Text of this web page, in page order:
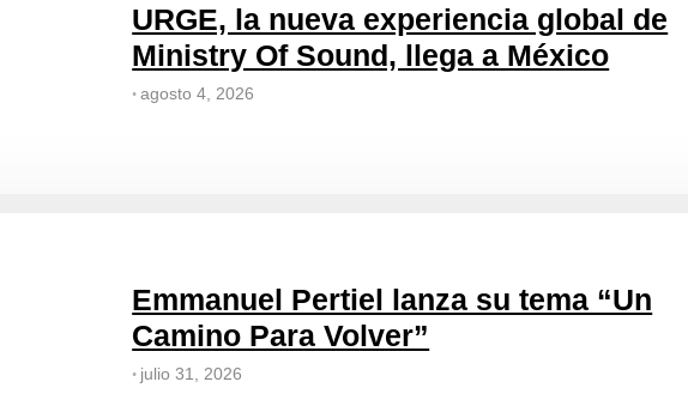
URGE, la nueva experiencia global de
Ministry Of Sound, llega a México
• agosto 4, 2026
Emmanuel Pertiel lanza su tema “Un
Camino Para Volver”
• julio 31, 2026